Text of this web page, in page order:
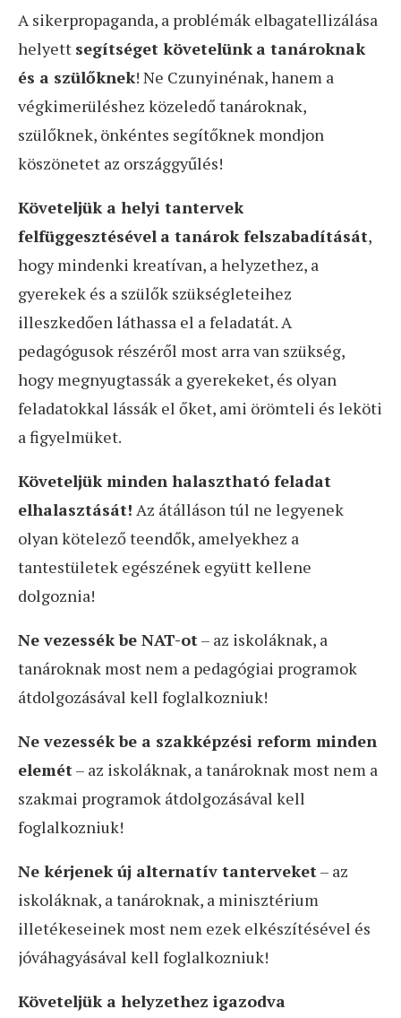
A sikerpropaganda, a problémák elbagatellizálása
helyett segítséget követelünk a tanároknak
és a szülőknek! Ne Czunyinénak, hanem a
végkimerüléshez közeledő tanároknak,
szülőknek, önkéntes segítőknek mondjon
köszönetet az országgyűlés!
Követeljük a helyi tantervek
felfüggesztésével a tanárok felszabadítását,
hogy mindenki kreatívan, a helyzethez, a
gyerekek és a szülők szükségleteihez
illeszkedően láthassa el a feladatát. A
pedagógusok részéről most arra van szükség,
hogy megnyugtassák a gyerekeket, és olyan
feladatokkal lássák el őket, ami örömteli és leköti
a figyelmüket.
Követeljük minden halasztható feladat
elhalasztását! Az átálláson túl ne legyenek
olyan kötelező teendők, amelyekhez a
tantestületek egészének együtt kellene
dolgoznia!
Ne vezessék be NAT-ot– az iskoláknak, a
tanároknak most nem a pedagógiai programok
átdolgozásával kell foglalkozniuk!
Ne vezessék be a szakképzési reform minden
elemét– az iskoláknak, a tanároknak most nem a
szakmai programok átdolgozásával kell
foglalkozniuk!
Ne kérjenek új alternatív tanterveket– az
iskoláknak, a tanároknak, a minisztérium
illetékeseinek most nem ezek elkészítésével és
jóváhagyásával kell foglalkozniuk!
Követeljük a helyzethez igazodva